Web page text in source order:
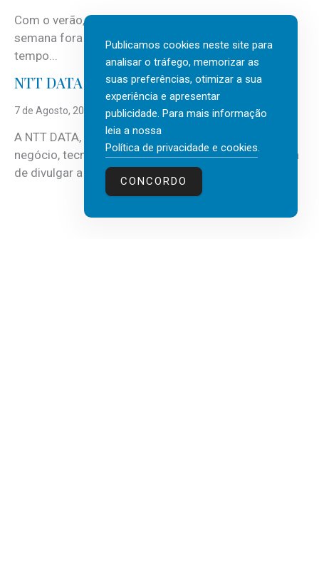
Com o verão, chegam também as férias, os fins-de-
semana fora e os dias em que a casa fica mais
tempo...
NTT DATA Insurtech Global Outlook 2026
7 de Agosto, 2026
A NTT DATA, consultora global em serviços de
negócio, tecnologia e inteligência artificial (IA), acaba
de divulgar a mais recente...
Publicamos cookies neste site para
analisar o tráfego, memorizar as
suas preferências, otimizar a sua
experiência e apresentar
publicidade. Para mais informação
leia a nossa
Política de privacidade e cookies.
CONCORDO